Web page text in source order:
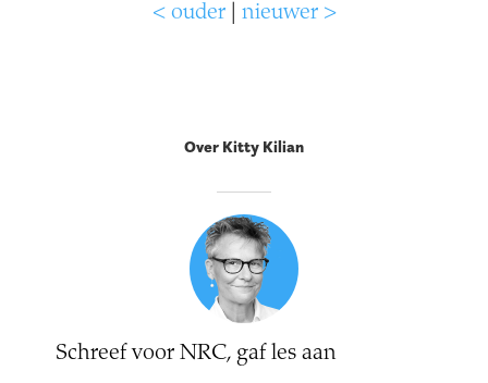
< ouder| nieuwer >
Over Kitty Kilian
Schreef voor NRC, gaf les aan